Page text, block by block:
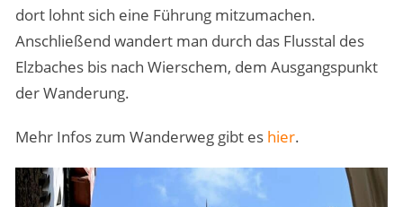
dort lohnt sich eine Führung mitzumachen.
Anschließend wandert man durch das Flusstal des
Elzbaches bis nach Wierschem, dem Ausgangspunkt
der Wanderung.
Mehr Infos zum Wanderweg gibt es hier.